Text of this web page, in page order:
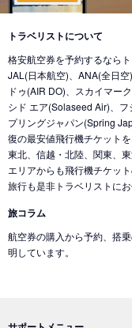
東京 (東京国際空港(羽
東京 (東京国際空港(羽
東京 (東京国際空港(
東京 (東京国際空港(
東京 (東京国際空港(
東京 (東京国際空港(
東京 (成田国際空港)→
東京 (東京国際空港(羽
東京 (成田国際空港) →
東京 (東京国際空港(
東京 (成田国際空港) →
東京 (成田国際空港) →
東京 (成田国際空港) →
東京 (成田国際空港)→
東京 (東京国際空港(羽
東京 (成田国際空港)→
トラベリストについて
格安航空券を予約するなら
JAL(日本航空)、ANA(全日
ドゥ(AIR DO)、スカイマー
シド エア(Solaseed Air)、
プリングジャパン(Spring
復の最安値飛行機チケット
東北、信越・北陸、関東、
エリアからも飛行機チケッ
旅行も是非トラベリストにお
旅コラム
航空券の購入から予約、搭
明しています。